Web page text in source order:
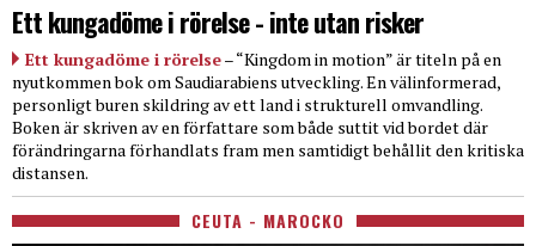
Ett kungadöme i rörelse - inte utan risker
Ett kungadöme i rörelse– “Kingdom in motion” är titeln på en
nyutkommen bok om Saudiarabiens utveckling. En välinformerad,
personligt buren skildring av ett land i strukturell omvandling.
Boken är skriven av en författare som både suttit vid bordet där
förändringarna förhandlats fram men samtidigt behållit den kritiska
distansen.
CEUTA - MAROCKO